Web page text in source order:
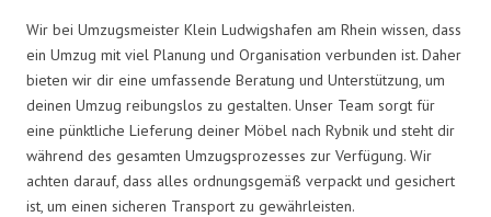
Wir bei Umzugsmeister Klein Ludwigshafen am Rhein wissen, dass
ein Umzug mit viel Planung und Organisation verbunden ist. Daher
bieten wir dir eine umfassende Beratung und Unterstützung, um
deinen Umzug reibungslos zu gestalten. Unser Team sorgt für
eine pünktliche Lieferung deiner Möbel nach Rybnik und steht dir
während des gesamten Umzugsprozesses zur Verfügung. Wir
achten darauf, dass alles ordnungsgemäß verpackt und gesichert
ist, um einen sicheren Transport zu gewährleisten.